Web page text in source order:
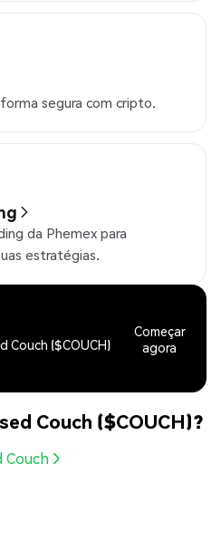
segura com cripto.
da Phemex para
estratégias.
Couch ($COUCH)
Começar
agora
Couch ($COUCH)?
Couch